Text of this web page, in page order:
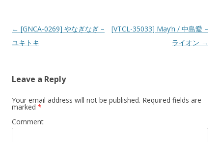
Post navigation
← [GNCA-0269] やなぎなぎ –
ユキトキ
[VTCL-35033] May’n / 中島愛 –
ライオン →
Leave a Reply
Your email address will not be published. Required fields are
marked *
Comment